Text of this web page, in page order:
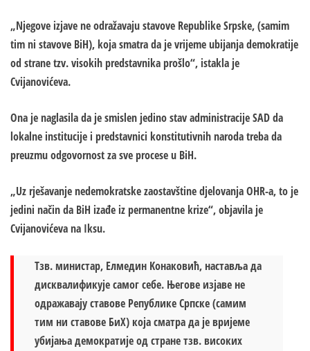
„Njegove izjave ne odražavaju stavove Republike Srpske, (samim
tim ni stavove BiH), koja smatra da je vrijeme ubijanja demokratije
od strane tzv. visokih predstavnika prošlo“, istakla je
Cvijanovićeva.
Ona je naglasila da je smislen jedino stav administracije SAD da
lokalne institucije i predstavnici konstitutivnih naroda treba da
preuzmu odgovornost za sve procese u BiH.
„Uz rješavanje nedemokratske zaostavštine djelovanja OHR-a, to je
jedini način da BiH izađe iz permanentne krize“, objavila je
Cvijanovićeva na Iksu.
Тзв. министар, Елмедин Kонаковић, наставља да
дисквалификује самог себе. Његове изјаве не
одражавају ставове Републике Српске (самим
тим ни ставове БиХ) која сматра да је вријеме
убијања демократије од стране тзв. високих